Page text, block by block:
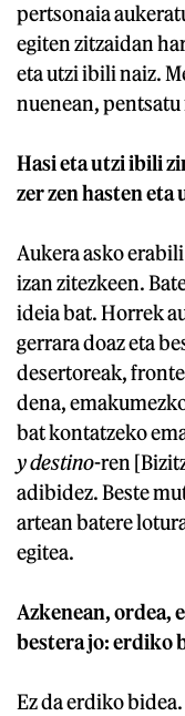
pertsonaia
egiten zitzaidan
eta utzi ibili naiz.
nuenean, pentsatu
Hasi eta utzi ibili
zer zen hasten eta
Aukera asko
izan zitezkeen.
ideia bat. Horrek
gerrara doaz eta
desertoreak,
dena,
bat kontatzeko
y destino-ren
adibidez. Beste
artean batere
egitea.
Azkenean, ordea,
bestera jo: erdiko
Ez da erdiko